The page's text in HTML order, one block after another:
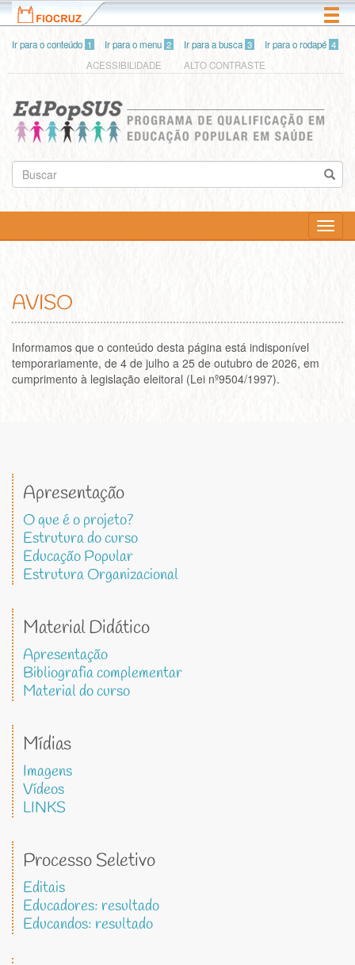
Pular
para
principal
Ir para o conteúdo 1 Ir para o menu 2 Ir para a busca 3 Ir para o rodapé 4
ACESSIBILIDADE
ALTO CONTRASTE
AVISO
Informamos que o conteúdo desta página está indisponível
temporariamente, de 4 de julho a 25 de outubro de 2026, em
cumprimento à legislação eleitoral (Lei nº9504/1997).
Apresentação
O que é o projeto?
Estrutura do curso
Educação Popular
Estrutura Organizacional
Material Didático
Apresentação
Bibliografia complementar
Material do curso
Mídias
Imagens
Vídeos
LINKS
Processo Seletivo
Editais
Educadores: resultado
Educandos: resultado